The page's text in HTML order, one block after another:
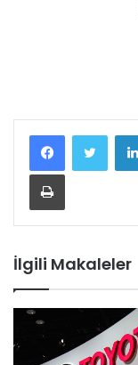
İlgili Makaleler